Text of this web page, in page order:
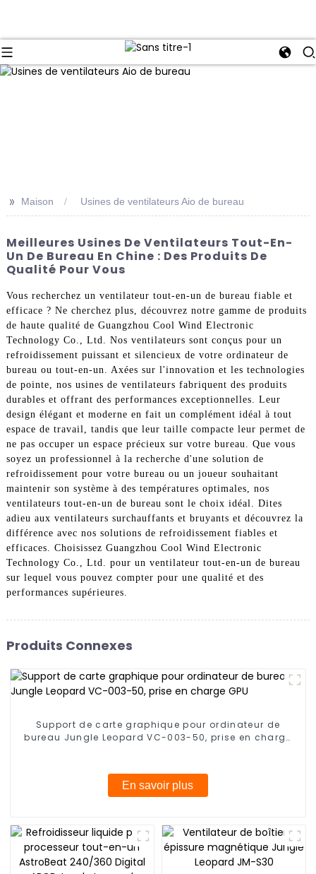
>> Maison Usines de ventilateurs Aio de bureau
Meilleures Usines De Ventilateurs Tout-En-
Un De Bureau En Chine : Des Produits De
Qualité Pour Vous
Vous recherchez un ventilateur tout-en-un de bureau fiable et
efficace ? Ne cherchez plus, découvrez notre gamme de produits
de haute qualité de Guangzhou Cool Wind Electronic
Technology Co., Ltd. Nos ventilateurs sont conçus pour un
refroidissement puissant et silencieux de votre ordinateur de
bureau ou tout-en-un. Axées sur l'innovation et les technologies
de pointe, nos usines de ventilateurs fabriquent des produits
durables et offrant des performances exceptionnelles. Leur
design élégant et moderne en fait un complément idéal à tout
espace de travail, tandis que leur taille compacte leur permet de
ne pas occuper un espace précieux sur votre bureau. Que vous
soyez un professionnel à la recherche d'une solution de
refroidissement pour votre bureau ou un joueur souhaitant
maintenir son système à des températures optimales, nos
ventilateurs tout-en-un de bureau sont le choix idéal. Dites
adieu aux ventilateurs surchauffants et bruyants et découvrez la
différence avec nos solutions de refroidissement fiables et
efficaces. Choisissez Guangzhou Cool Wind Electronic
Technology Co., Ltd. pour un ventilateur tout-en-un de bureau
sur lequel vous pouvez compter pour une qualité et des
performances supérieures.
Produits Connexes
Support de carte graphique pour ordinateur de
bureau Jungle Leopard VC-003-50, prise en charge
En savoir plus